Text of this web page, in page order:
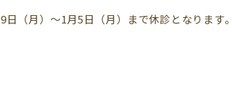
（月）～1月5日（月）まで休診となります